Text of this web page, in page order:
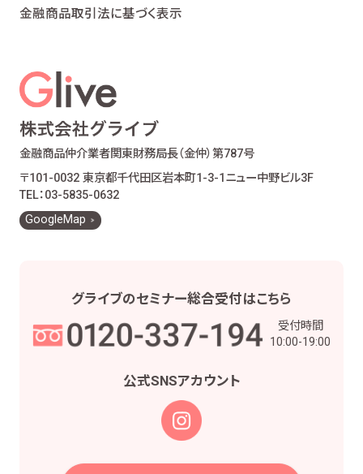
金融商品仲介業者関東財務局長（金仲）第787号
〒101-0032 東京都千代田区岩本町1-3-1 ニュー中野ビル3F
TEL：03-5835-0632
GoogleMap
金融商品取引法に基づく表示
グライブのセミナー総合受付はこちら
受付時間
10:00-19:00
公式SNSアカウント